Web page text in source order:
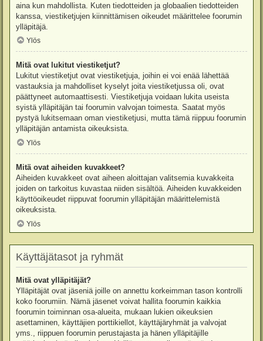
aina kun mahdollista. Kuten tiedotteiden ja globaalien tiedotteiden
kanssa, viestiketjujen kiinnittämisen oikeudet määrittelee foorumin
ylläpitäjä.
Ylös
Mitä ovat lukitut viestiketjut?
Lukitut viestiketjut ovat viestiketjuja, joihin ei voi enää lähettää
vastauksia ja mahdolliset kyselyt joita viestiketjussa oli, ovat
päättyneet automaattisesti. Viestiketjuja voidaan lukita useista
syistä ylläpitäjän tai foorumin valvojan toimesta. Saatat myös
pystyä lukitsemaan oman viestiketjusi, mutta tämä riippuu foorumin
ylläpitäjän antamista oikeuksista.
Ylös
Mitä ovat aiheiden kuvakkeet?
Aiheiden kuvakkeet ovat aiheen aloittajan valitsemia kuvakkeita
joiden on tarkoitus kuvastaa niiden sisältöä. Aiheiden kuvakkeiden
käyttöoikeudet riippuvat foorumin ylläpitäjän määrittelemistä
oikeuksista.
Ylös
Käyttäjätasot ja ryhmät
Mitä ovat ylläpitäjät?
Ylläpitäjät ovat jäseniä joille on annettu korkeimman tason kontrolli
koko foorumiin. Nämä jäsenet voivat hallita foorumin kaikkia
foorumin toiminnan osa-alueita, mukaan lukien oikeuksien
asettaminen, käyttäjien porttikiellot, käyttäjäryhmät ja valvojat
yms., riippuen foorumin perustajasta ja hänen ylläpitäjille